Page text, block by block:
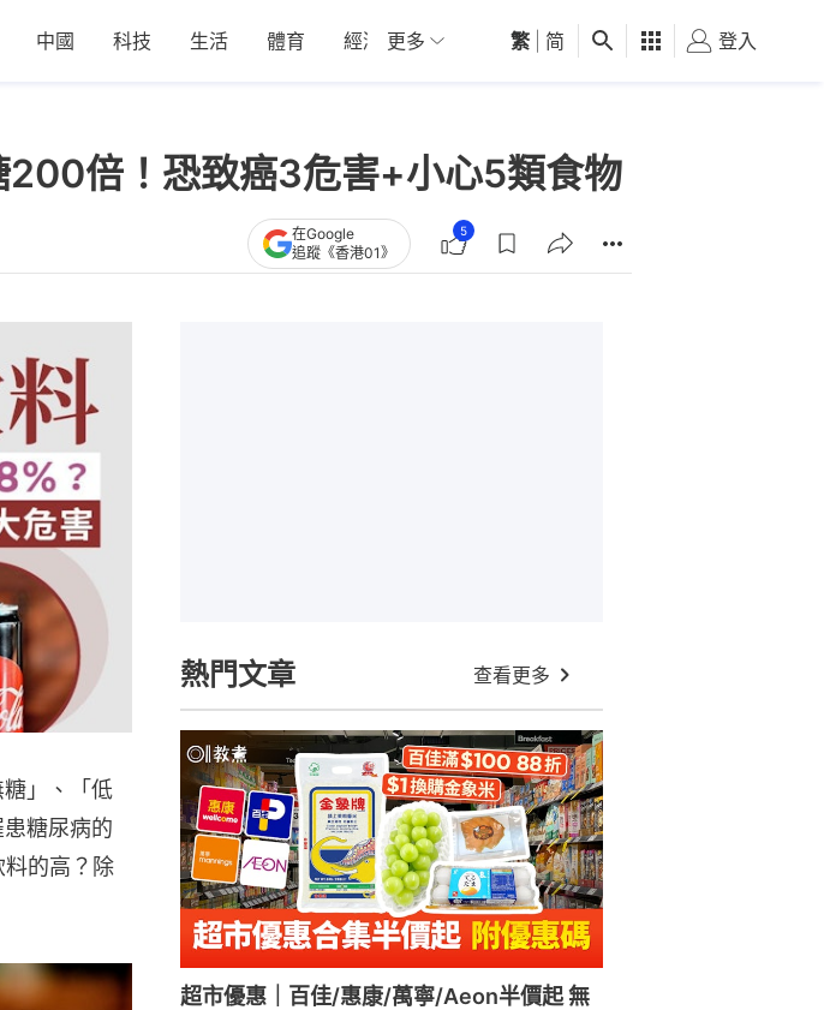
中國 科技 生活 體育 經濟 01深圳 觀點 健康 好食玩飛
更多 繁 简 登入
倍！恐致癌3危害+小心5類食物
在Google
追蹤《香港01》
5
」、「低
糖尿病的
的高？除
熱門文章 查看更多
超市優惠｜百佳/惠康/萬寧/Aeon半價起 無